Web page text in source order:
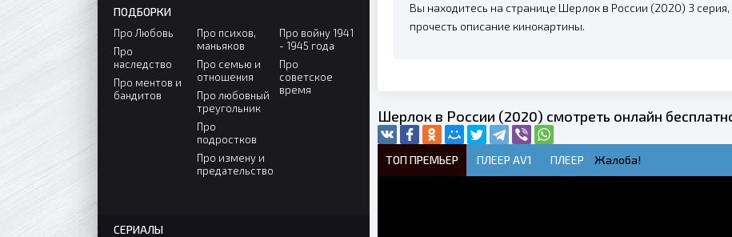
Вы находитесь на странице Шерлок в России (2020) 3
прочесть описание кинокартины.
Шерлок в России (2020) смотреть онлайн
ТОП ПРЕМЬЕР ПЛЕЕР AV1 ПЛЕЕР Жалоба!
ПОДБОРКИ
Про Любовь
Про
наследство
Про ментов и
бандитов
Про психов,
маньяков
Про семью и
отношения
Про любовный
треугольник
Про
подростков
Про измену и
предательство
Про войну 1941
- 1945 года
Про
советское
время
СЕРИАЛЫ